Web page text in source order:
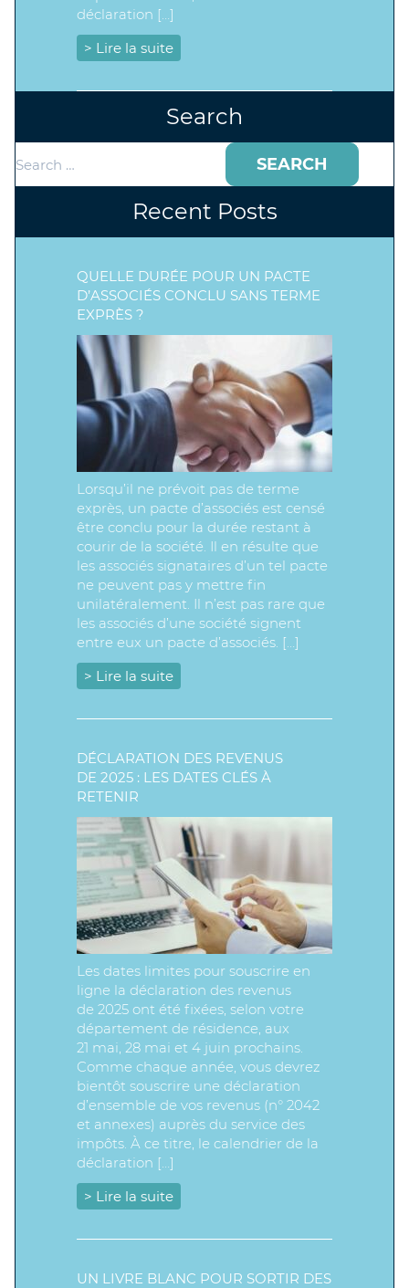
déclaration […]
> Lire la suite
Search
for:
Recent Posts
QUELLE DURÉE POUR UN PACTE
D’ASSOCIÉS CONCLU SANS TERME
EXPRÈS ?
Lorsqu’il ne prévoit pas de terme
exprès, un pacte d’associés est censé
être conclu pour la durée restant à
courir de la société. Il en résulte que
les associés signataires d’un tel pacte
ne peuvent pas y mettre fin
unilatéralement. Il n’est pas rare que
les associés d’une société signent
entre eux un pacte d’associés. […]
> Lire la suite
DÉCLARATION DES REVENUS
DE 2025 : LES DATES CLÉS À
RETENIR
Les dates limites pour souscrire en
ligne la déclaration des revenus
de 2025 ont été fixées, selon votre
département de résidence, aux
21 mai, 28 mai et 4 juin prochains.
Comme chaque année, vous devrez
bientôt souscrire une déclaration
d’ensemble de vos revenus (n° 2042
et annexes) auprès du service des
impôts. À ce titre, le calendrier de la
déclaration […]
> Lire la suite
UN LIVRE BLANC POUR SORTIR DES